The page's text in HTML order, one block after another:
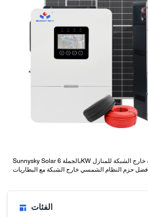
Sunnysky Solar بالجملة 6KW نظام الطاقة الشمسية خارج الشبكة للمنازل
أفضل حزم النظام الشمسي خارج الشبكة مع البطاريات
الفئات